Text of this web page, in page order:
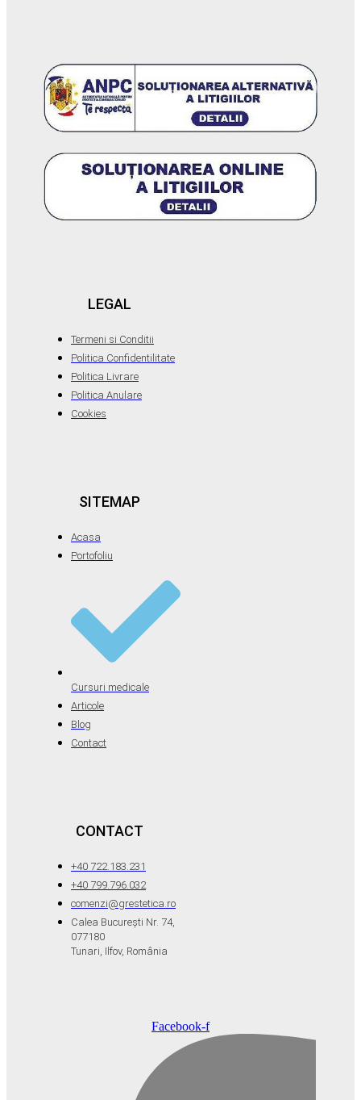
LEGAL
Termeni si Conditii
Politica Confidentilitate
Politica Livrare
Politica Anulare
Cookies
SITEMAP
Acasa
Portofoliu
Cursuri medicale
Articole
Blog
Contact
CONTACT
+40 722.183.231
+40 799.796.032
comenzi@grestetica.ro
Calea București Nr. 74,
077180
Tunari, Ilfov, România
Facebook-f